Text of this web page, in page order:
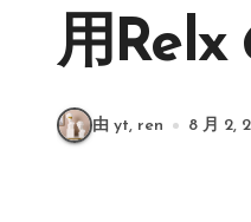
用Relx
由 yt, ren 8 月 2,